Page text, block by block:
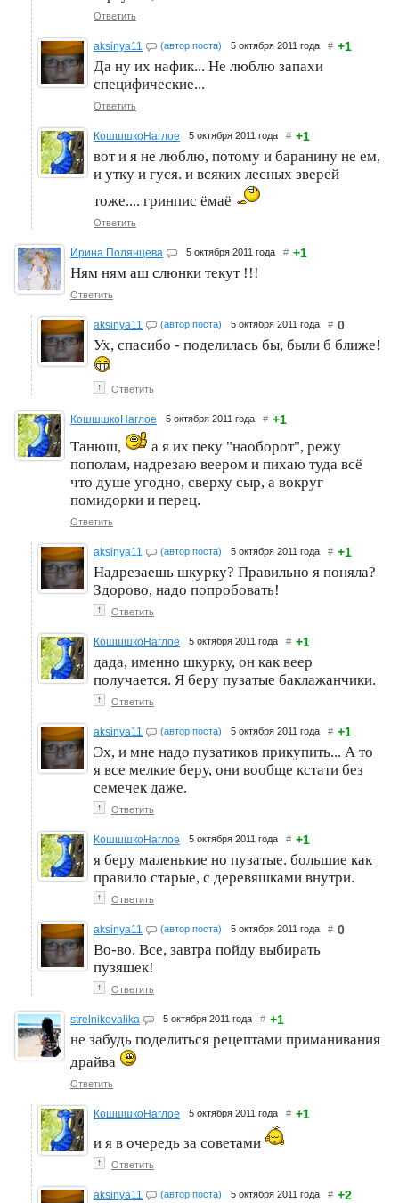
Ответить
aksinya11 (автор поста) 5 октября 2011 года # +1
Да ну их нафик... Не люблю запахи
специфические...
Ответить
КошшшкоНаглое 5 октября 2011 года # +1
вот и я не люблю, потому и баранину не ем,
и утку и гуся. и всяких лесных зверей
тоже.... гринпис ёмаё
Ответить
Ирина Полянцева 5 октября 2011 года # +1
Ням ням аш слюнки текут !!!
Ответить
aksinya11 (автор поста) 5 октября 2011 года # 0
Ух, спасибо - поделилась бы, были б ближе!
↑ Ответить
КошшшкоНаглое 5 октября 2011 года # +1
Танюш,
а я их пеку "наоборот", режу
пополам, надрезаю веером и пихаю туда всё
что душе угодно, сверху сыр, а вокруг
помидорки и перец.
Ответить
aksinya11 (автор поста) 5 октября 2011 года # +1
Надрезаешь шкурку? Правильно я поняла?
Здорово, надо попробовать!
↑ Ответить
КошшшкоНаглое 5 октября 2011 года # +1
дада, именно шкурку, он как веер
получается. Я беру пузатые баклажанчики.
↑ Ответить
aksinya11 (автор поста) 5 октября 2011 года # +1
Эх, и мне надо пузатиков прикупить... А то
я все мелкие беру, они вообще кстати без
семечек даже.
↑ Ответить
КошшшкоНаглое 5 октября 2011 года # +1
я беру маленькие но пузатые. большие как
правило старые, с деревяшками внутри.
↑ Ответить
aksinya11 (автор поста) 5 октября 2011 года # 0
Во-во. Все, завтра пойду выбирать
пузяшек!
↑ Ответить
strelnikovalika 5 октября 2011 года # +1
не забудь поделиться рецептами приманивания
драйва
Ответить
КошшшкоНаглое 5 октября 2011 года # +1
и я в очередь за советами
↑ Ответить
aksinya11 (автор поста) 5 октября 2011 года # +2